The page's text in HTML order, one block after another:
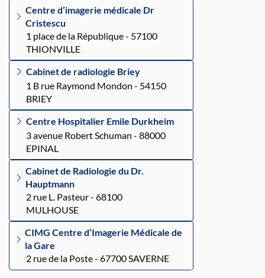
Centre d’imagerie médicale Dr
Cristescu
1 place de la République - 57100
THIONVILLE
Cabinet de radiologie Briey
1 B rue Raymond Mondon - 54150
BRIEY
Centre Hospitalier Emile Durkheim
3 avenue Robert Schuman - 88000
EPINAL
Cabinet de Radiologie du Dr.
Hauptmann
2 rue L. Pasteur - 68100
MULHOUSE
CIMG Centre d’Imagerie Médicale de
la Gare
2 rue de la Poste - 67700 SAVERNE